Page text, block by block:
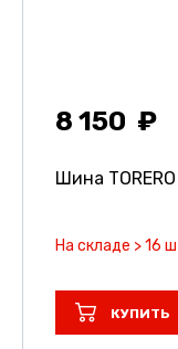
8 150
Шина
На складе > 16
КУПИТЬ